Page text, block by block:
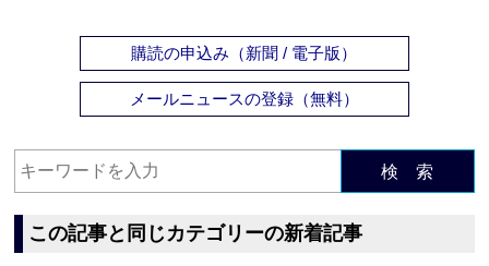
購読の申込み（新聞 / 電子版）
メールニュースの登録（無料）
検 索
この記事と同じカテゴリーの新着記事